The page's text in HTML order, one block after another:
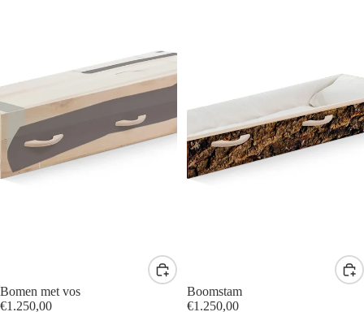
Bomen met vos
€1.250,00
Boomstam
€1.250,00